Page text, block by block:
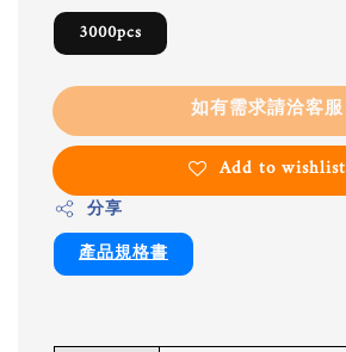
3000pcs
如有需求請洽客服
Add to wishlist
分享
產品規格書